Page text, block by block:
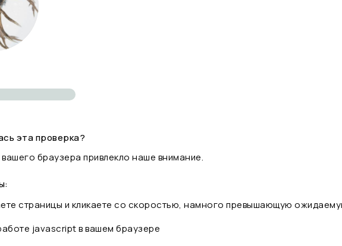
эта проверка?
браузера привлекло наше внимание.
страницы и кликаете со скоростью, намного превышающую
javascript в вашем браузере